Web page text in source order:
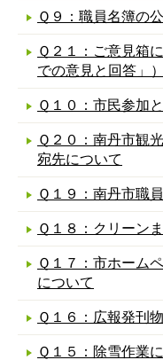
Ｑ９：職員名簿の
Ｑ２１：ご意見箱
での意見と回答」）
Ｑ１０：市民参加
Ｑ２０：南丹市観
宛先について
Ｑ１９：南丹市職
Ｑ１８：クリーン
Ｑ１７：市ホーム
について
Ｑ１６：広報発刊
Ｑ１５：除雪作業